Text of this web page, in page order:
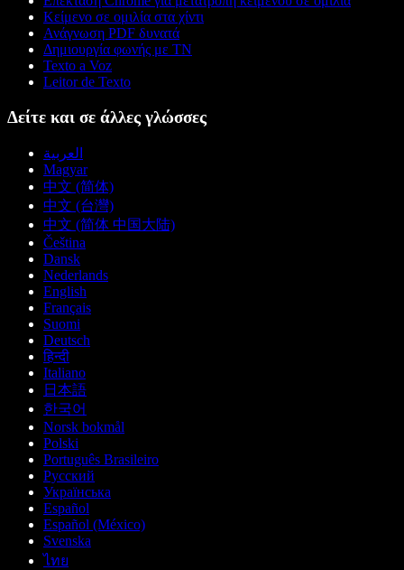
Κείμενο σε ομιλία στα χίντι
Ανάγνωση PDF δυνατά
Δημιουργία φωνής με ΤΝ
Texto a Voz
Leitor de Texto
Δείτε και σε άλλες γλώσσες
العربية
Magyar
中文 (简体)
中文 (台灣)
中文 (简体 中国大陆)
Čeština
Dansk
Nederlands
English
Français
Suomi
Deutsch
हिन्दी
Italiano
日本語
한국어
Norsk bokmål
Polski
Português Brasileiro
Русский
Українська
Español
Español (México)
Svenska
ไทย